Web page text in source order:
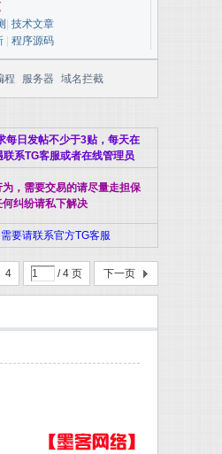
技术文章
程序源码
程 服务器 域名拦截
每日发帖不少于3贴，每天在
系TG客服或者在线管理员
，需要交易的请尽量走担保
纠纷请私下解决
要请联系官方TG客服
4 / 4 页 下一页